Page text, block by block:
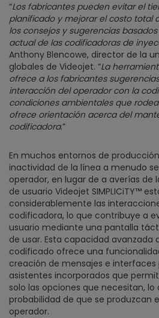
“Los fabricantes pueden evitar el
planificado y mejorar el costo total
los consejos y sugerencias
actual de las codificadoras de
Anthony Blencowe, director de la
globales de Videojet. “La
ofrece a los fabricantes
interacción del operador con la
condiciones ambientales que
ofrece orientación acerca del
codificadora.”
En muchos entornos de
inactividad de la línea a menudo
operador, en lugar de a averías de
de usuario Videojet SIMPLICiTY™
considerablemente las
codificadora, lo que contribuye a
usuario mediante una pantalla
de usar. Esta capacidad avanzada
codificado ofrece una
creación de mensajes e interfaces
asistentes incorporados que
solo las opciones que necesitan, lo
probabilidad de que se produzcan
operador.